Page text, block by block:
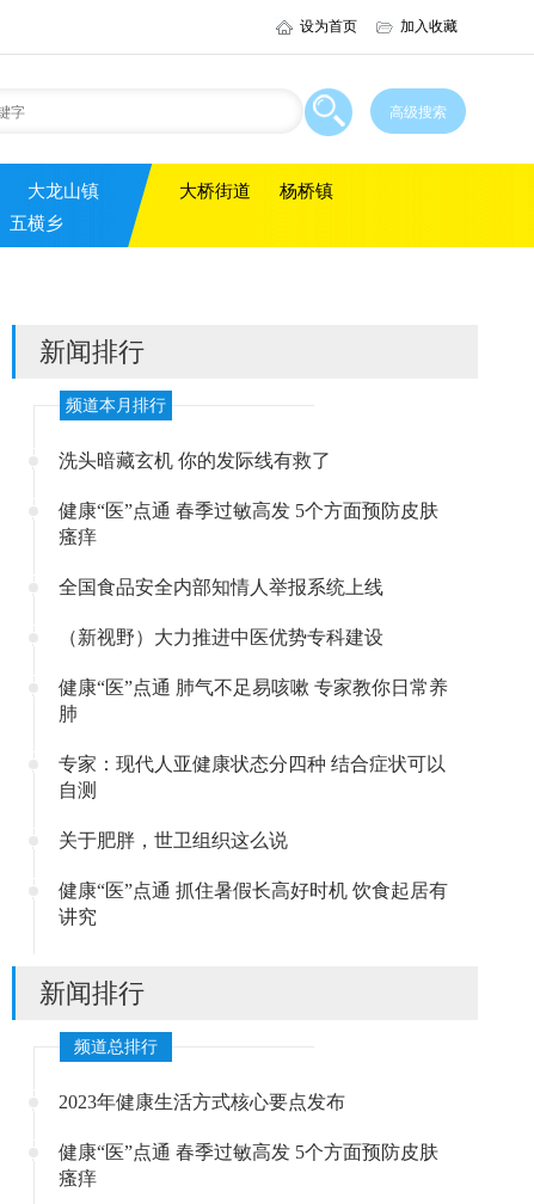
设为首页 加入收藏
大龙山镇
五横乡
大桥街道 杨桥镇
新闻排行
频道本月排行
洗头暗藏玄机 你的发际线有救了
健康“医”点通 春季过敏高发 5个方面预防皮肤
瘙痒
全国食品安全内部知情人举报系统上线
（新视野）大力推进中医优势专科建设
健康“医”点通 肺气不足易咳嗽 专家教你日常养
肺
专家：现代人亚健康状态分四种 结合症状可以
自测
关于肥胖，世卫组织这么说
健康“医”点通 抓住暑假长高好时机 饮食起居有
讲究
新闻排行
频道总排行
2023年健康生活方式核心要点发布
健康“医”点通 春季过敏高发 5个方面预防皮肤
瘙痒